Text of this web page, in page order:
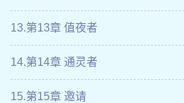
13.第13章 值夜者
14.第14章 通灵者
15.第15章 邀请